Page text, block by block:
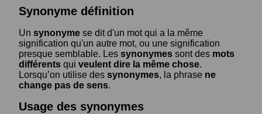
Synonyme définition
Un synonyme se dit d'un mot qui a la même
signification qu'un autre mot, ou une signification
presque semblable. Les synonymes sont des mots
différents qui veulent dire la même chose.
Lorsqu’on utilise des synonymes, la phrase ne
change pas de sens.
Usage des synonymes